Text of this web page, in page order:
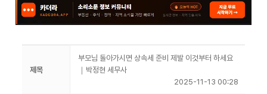
제목
부모님 돌아가시면 상속세 준비 제발 이것부터 하세요
｜박정현 세무사
2025-11-13 00:28